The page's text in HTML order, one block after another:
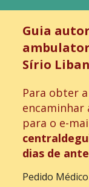
Guia
Sírio
Para obter
encaminhar
para o e-
dias de
Pedido